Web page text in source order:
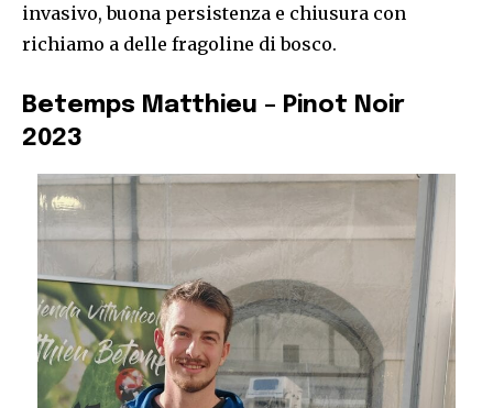
invasivo, buona persistenza e chiusura con
richiamo a delle fragoline di bosco.
Betemps Matthieu – Pinot Noir
2023